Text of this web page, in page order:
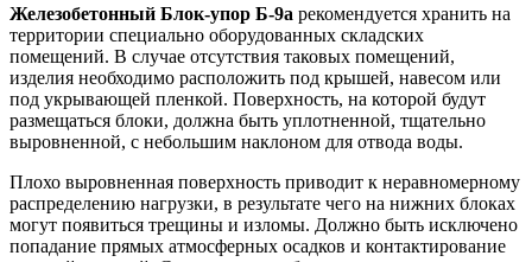
Железобетонный Блок-упор Б-9а рекомендуется хранить на
территории специально оборудованных складских
помещений. В случае отсутствия таковых помещений,
изделия необходимо расположить под крышей, навесом или
под укрывающей пленкой. Поверхность, на которой будут
размещаться блоки, должна быть уплотненной, тщательно
выровненной, с небольшим наклоном для отвода воды.
Плохо выровненная поверхность приводит к неравномерному
распределению нагрузки, в результате чего на нижних блоках
могут появиться трещины и изломы. Должно быть исключено
попадание прямых атмосферных осадков и контактирование